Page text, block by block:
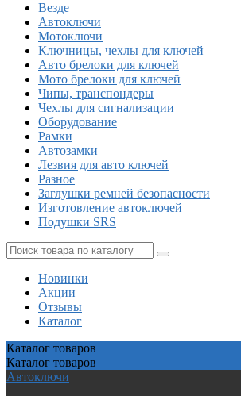
Везде
Автоключи
Мотоключи
Ключницы, чехлы для ключей
Авто брелоки для ключей
Мото брелоки для ключей
Чипы, транспондеры
Чехлы для сигнализации
Оборудование
Рамки
Автозамки
Лезвия для авто ключей
Разное
Заглушки ремней безопасности
Изготовление автоключей
Подушки SRS
Новинки
Акции
Отзывы
Каталог
Каталог товаров
Каталог товаров
Автоключи